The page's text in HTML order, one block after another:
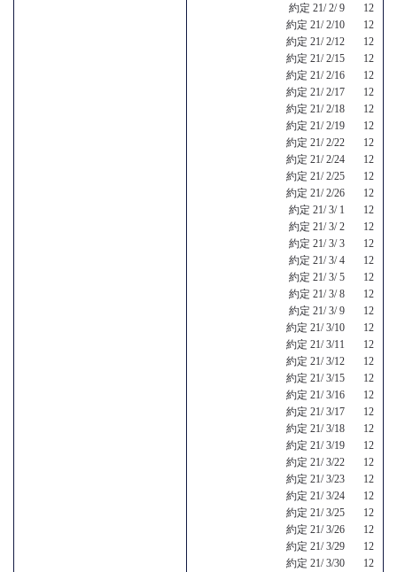
約定 21/ 2/ 9 12
約定 21/ 2/10 12
約定 21/ 2/12 12
約定 21/ 2/15 12
約定 21/ 2/16 12
約定 21/ 2/17 12
約定 21/ 2/18 12
約定 21/ 2/19 12
約定 21/ 2/22 12
約定 21/ 2/24 12
約定 21/ 2/25 12
約定 21/ 2/26 12
約定 21/ 3/ 1 12
約定 21/ 3/ 2 12
約定 21/ 3/ 3 12
約定 21/ 3/ 4 12
約定 21/ 3/ 5 12
約定 21/ 3/ 8 12
約定 21/ 3/ 9 12
約定 21/ 3/10 12
約定 21/ 3/11 12
約定 21/ 3/12 12
約定 21/ 3/15 12
約定 21/ 3/16 12
約定 21/ 3/17 12
約定 21/ 3/18 12
約定 21/ 3/19 12
約定 21/ 3/22 12
約定 21/ 3/23 12
約定 21/ 3/24 12
約定 21/ 3/25 12
約定 21/ 3/26 12
約定 21/ 3/29 12
約定 21/ 3/30 12